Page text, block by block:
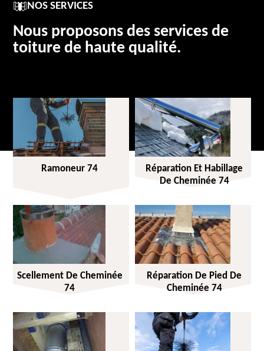
NOS SERVICES
Nous proposons des services de
toiture de haute qualité.
Ramoneur 74
Réparation Et Habillage
De Cheminée 74
Scellement De Cheminée
74
Réparation De Pied De
Cheminée 74